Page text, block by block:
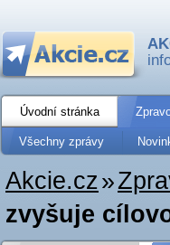
Úvodní stránka
Všechny zprávy
Akcie.cz»
zvyšuje